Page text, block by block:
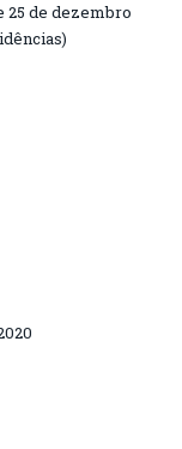
25 de dezembro